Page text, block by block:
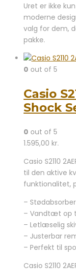
Uret er ikke
moderne
valg for dem,
pakke.
0 out of 5
Casio
Shock
0 out of 5
1.595,00 kr.
Casio S2110
til den aktive
funktionalitet,
–
– Vandtæt op
– Letlæselig
– Justerbar
– Perfekt til
Casio S2110